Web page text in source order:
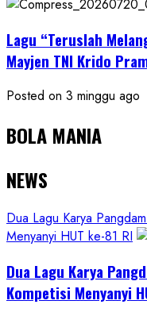
Lagu “Teruslah
Mayjen TNI Krido
Posted on 3 minggu ago
BOLA MANIA
NEWS
Dua Lagu Karya
Menyanyi HUT ke-81 RI
Dua Lagu Karya
Kompetisi Menyanyi